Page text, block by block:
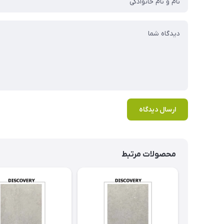
ارسال دیدگاه
محصولات مرتبط